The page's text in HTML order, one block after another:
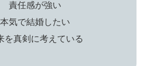
責任感が強い
本気で結婚したい
を真剣に考えている